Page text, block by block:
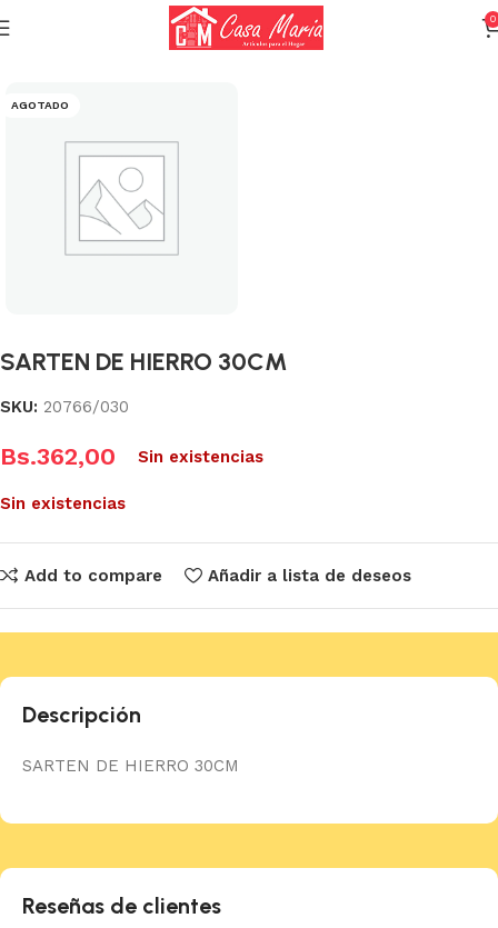
0
Calderas, Ollas y Sartenes Sartenes
AGOTADO
SARTEN DE HIERRO 30CM
SKU: 20766/030
Bs.362,00 Sin existencias
Sin existencias
Add to compare Añadir a lista de deseos
Descripción
SARTEN DE HIERRO 30CM
Reseñas de clientes